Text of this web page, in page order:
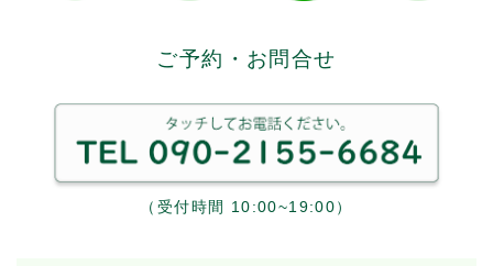
ご予約・お問合せ
（受付時間 10:00~19:00）